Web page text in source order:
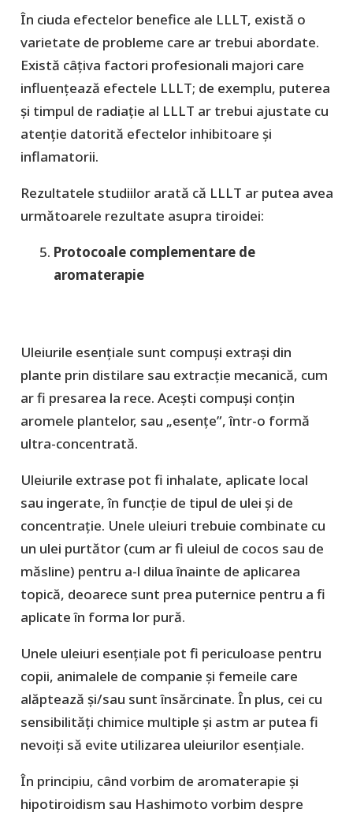
În ciuda efectelor benefice ale LLLT, există o
varietate de probleme care ar trebui abordate.
Există câțiva factori profesionali majori care
influențează efectele LLLT; de exemplu, puterea
și timpul de radiație al LLLT ar trebui ajustate cu
atenție datorită efectelor inhibitoare și
inflamatorii.
Rezultatele studiilor arată că LLLT ar putea avea
următoarele rezultate asupra tiroidei:
Protocoale complementare de
aromaterapie
Uleiurile esențiale sunt compuși extrași din
plante prin distilare sau extracție mecanică, cum
ar fi presarea la rece. Acești compuși conțin
aromele plantelor, sau „esențe”, într-o formă
ultra-concentrată.
Uleiurile extrase pot fi inhalate, aplicate local
sau ingerate, în funcție de tipul de ulei și de
concentrație. Unele uleiuri trebuie combinate cu
un ulei purtător (cum ar fi uleiul de cocos sau de
măsline) pentru a-l dilua înainte de aplicarea
topică, deoarece sunt prea puternice pentru a fi
aplicate în forma lor pură.
Unele uleiuri esențiale pot fi periculoase pentru
copii, animalele de companie și femeile care
alăptează și/sau sunt însărcinate. În plus, cei cu
sensibilități chimice multiple și astm ar putea fi
nevoiți să evite utilizarea uleiurilor esențiale.
În principiu, când vorbim de aromaterapie și
hipotiroidism sau Hashimoto vorbim despre